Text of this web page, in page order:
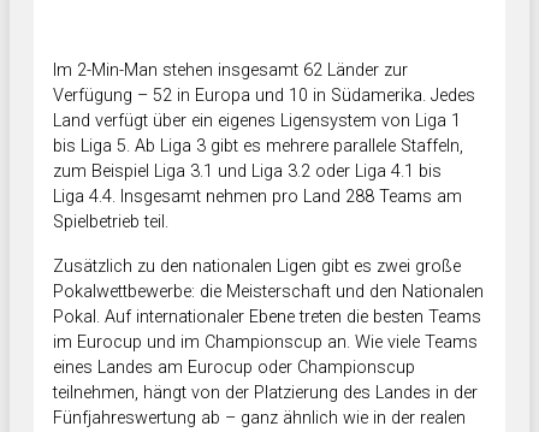
Im 2-Min-Man stehen insgesamt 62 Länder zur
Verfügung – 52 in Europa und 10 in Südamerika. Jedes
Land verfügt über ein eigenes Ligensystem von Liga 1
bis Liga 5. Ab Liga 3 gibt es mehrere parallele Staffeln,
zum Beispiel Liga 3.1 und Liga 3.2 oder Liga 4.1 bis
Liga 4.4. Insgesamt nehmen pro Land 288 Teams am
Spielbetrieb teil.
Zusätzlich zu den nationalen Ligen gibt es zwei große
Pokalwettbewerbe: die Meisterschaft und den Nationalen
Pokal. Auf internationaler Ebene treten die besten Teams
im Eurocup und im Championscup an. Wie viele Teams
eines Landes am Eurocup oder Championscup
teilnehmen, hängt von der Platzierung des Landes in der
Fünfjahreswertung ab – ganz ähnlich wie in der realen